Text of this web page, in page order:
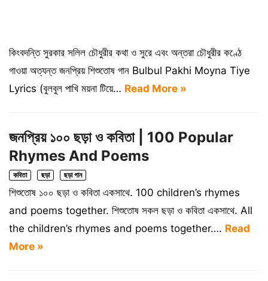
কিংবদন্তি সুরকার সলিল চৌধুরীর কথা ও সুরে এবং অন্তরা চৌধুরীর কণ্ঠে
গাওয়া অত্যন্ত জনপ্রিয় শিশুতোষ গান Bulbul Pakhi Moyna Tiye
Lyrics (বুলবুল পাখি ময়না টিয়ে… Read More »
জনপ্রিয় ১০০ ছড়া ও কবিতা | 100 Popular
Rhymes And Poems
কবিতা ছড়া ছড়া গান
শিশুতোষ ১০০ ছড়া ও কবিতা একসাথে. 100 children’s rhymes
and poems together. শিশুতোষ সকল ছড়া ও কবিতা একসাথে. All
the children’s rhymes and poems together…. Read
More »